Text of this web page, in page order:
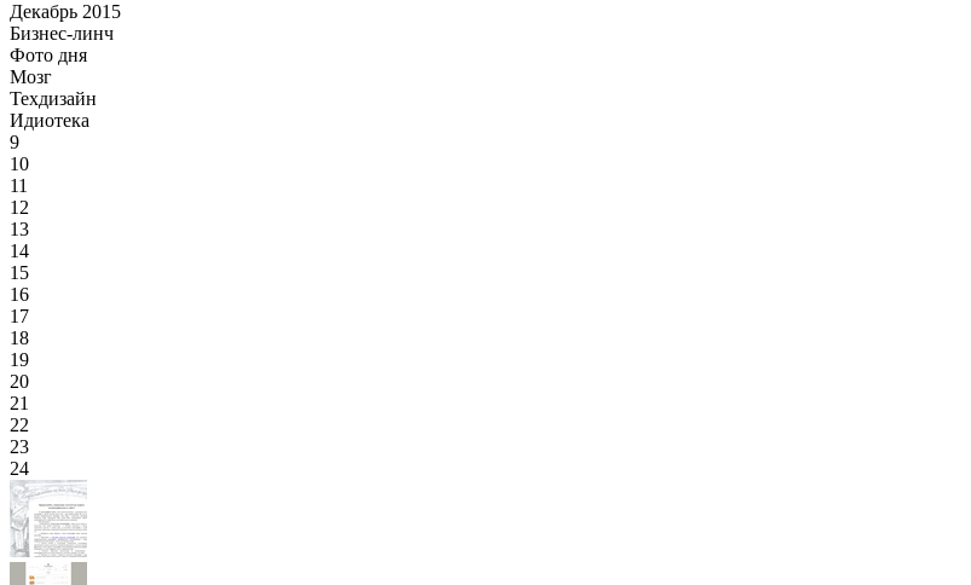
Декабрь 2015
Бизнес-линч
Фото дня
Мозг
Техдизайн
Идиотека
9
10
11
12
13
14
15
16
17
18
19
20
21
22
23
24